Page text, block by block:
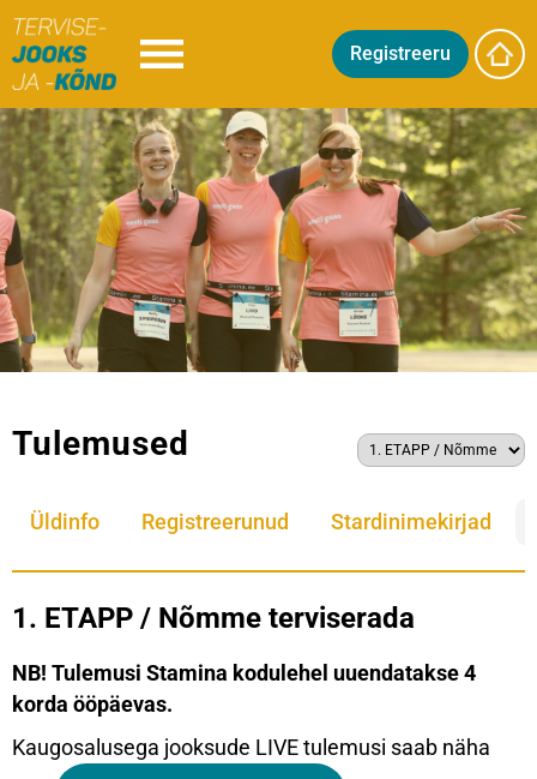
Registreeru
Tulemused
Üldinfo Registreerunud Stardinimekirjad
1. ETAPP / Nõmme terviserada
NB! Tulemusi Stamina kodulehel uuendatakse 4
korda ööpäevas.
Kaugosalusega jooksude LIVE tulemusi saab näha